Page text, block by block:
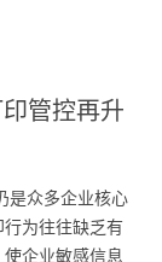
管控再升
是众多企业核心
为往往缺乏有
企业敏感信息